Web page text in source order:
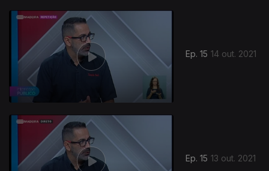
Ep. 15 14 out. 2021
Ep. 15 13 out. 2021